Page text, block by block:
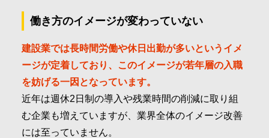
働き方のイメージが変わっていない
建設業では長時間労働や休日出勤が多いというイメ
ージが定着しており、このイメージが若年層の入職
を妨げる一因となっています。
近年は週休2日制の導入や残業時間の削減に取り組
む企業も増えていますが、業界全体のイメージ改善
には至っていません。